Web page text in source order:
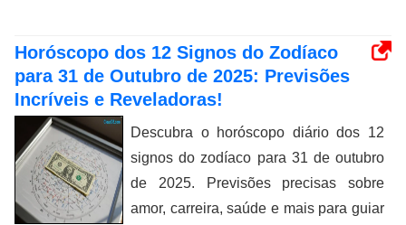
Horóscopo dos 12 Signos do Zodíaco
para 31 de Outubro de 2025: Previsões
Incríveis e Reveladoras!
Descubra o horóscopo diário dos 12
signos do zodíaco para 31 de outubro
de 2025. Previsões precisas sobre
amor, carreira, saúde e mais para guiar